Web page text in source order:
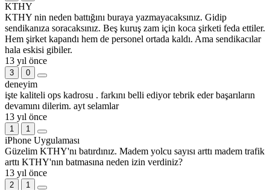
KTHY
KTHY nin neden battığını buraya yazmayacaksınız. Gidip
sendikanıza soracaksınız. Beş kuruş zam için koca şirketi feda ettiler.
Hem şirket kapandı hem de personel ortada kaldı. Ama sendikacılar
hala eskisi gibiler.
13 yıl önce
3 0
deneyim
işte kaliteli ops kadrosu . farkını belli ediyor tebrik eder başarıların
devamını dilerim. ayt selamlar
13 yıl önce
1 1
iPhone Uygulaması
Güzelim KTHY'nı batırdınız. Madem yolcu sayısı arttı madem trafik
arttı KTHY'nın batmasına neden izin verdiniz?
13 yıl önce
2 1